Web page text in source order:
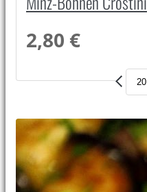
2,80 €